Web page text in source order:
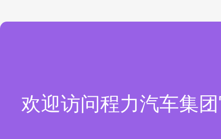
欢迎访问程力汽车集